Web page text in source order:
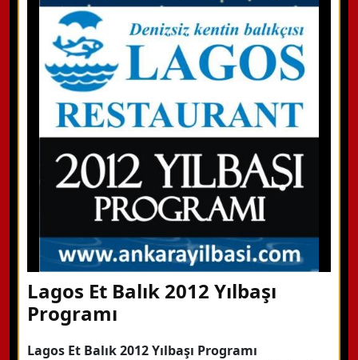
WhatsApp ile Bilgi Alın
Hemen Arayın
Detaylı Bilgi Alın
Lagos Et Balık 2012 Yılbaşı
Programı
Lagos Et Balık 2012 Yılbaşı Programı